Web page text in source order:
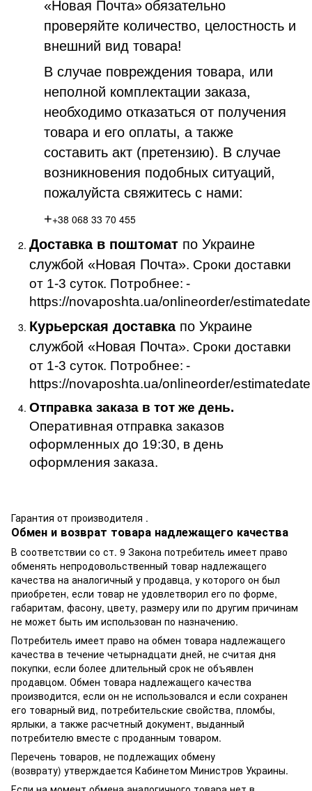
«Новая Почта»обязательно
проверяйте количество, целостность и
внешний вид товара!
В случае повреждения товара, или
неполной комплектации заказа,
необходимо отказаться от получения
товара и его оплаты, а также
составить акт (претензию). В случае
возникновения подобных ситуаций,
пожалуйста свяжитесь с нами:
++38 068 33 70 455
Доставка в поштомат по Украине
службой «Новая Почта». Сроки доставки
от 1-3 суток. Потробнее: -
https://novaposhta.ua/onlineorder/estimatedate
Курьерская доставка по Украине
службой «Новая Почта». Сроки доставки
от 1-3 суток. Потробнее: -
https://novaposhta.ua/onlineorder/estimatedate
Отправка заказа в тот же день.
Оперативная отправка заказов
оформленных до 19:30, в день
оформления заказа.
Гарантия от производителя .
Обмен и возврат товара надлежащего качества
В соответствии со ст. 9 Закона потребитель имеет право
обменять непродовольственный товар надлежащего
качества на аналогичный у продавца, у которого он был
приобретен, если товар не удовлетворил его по форме,
габаритам, фасону, цвету, размеру или по другим причинам
не может быть им использован по назначению.
Потребитель имеет право на обмен товара надлежащего
качества в течение четырнадцати дней, не считая дня
покупки, если более длительный срок не объявлен
продавцом. Обмен товара надлежащего качества
производится, если он не использовался и если сохранен
его товарный вид, потребительские свойства, пломбы,
ярлыки, а также расчетный документ, выданный
потребителю вместе с проданным товаром.
Перечень товаров, не подлежащих обмену
(возврату) утверждается Кабинетом Министров Украины.